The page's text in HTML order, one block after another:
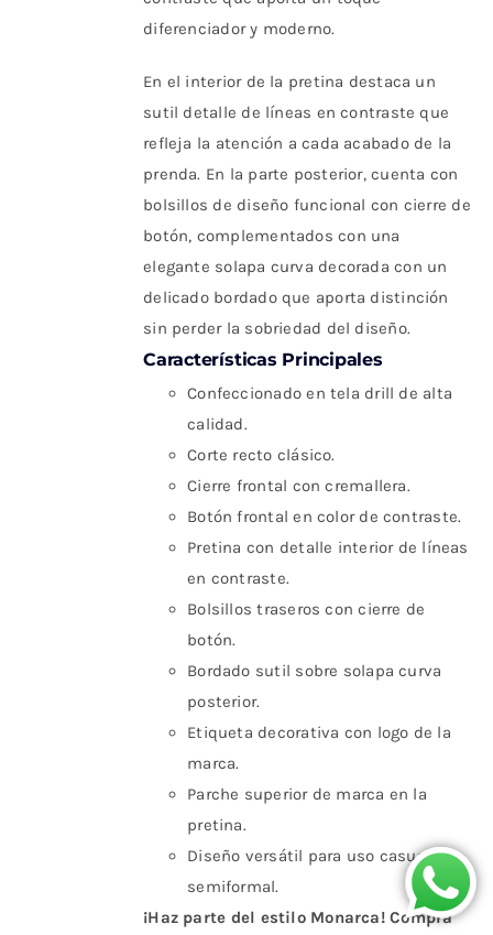
diferenciador y moderno.
En el interior de la pretina destaca un
sutil detalle de líneas en contraste que
refleja la atención a cada acabado de la
prenda. En la parte posterior, cuenta con
bolsillos de diseño funcional con cierre de
botón, complementados con una
elegante solapa curva decorada con un
delicado bordado que aporta distinción
sin perder la sobriedad del diseño.
Características Principales
Confeccionado en tela drill de alta
calidad.
Corte recto clásico.
Cierre frontal con cremallera.
Botón frontal en color de contraste.
Pretina con detalle interior de líneas
en contraste.
Bolsillos traseros con cierre de
botón.
Bordado sutil sobre solapa curva
posterior.
Etiqueta decorativa con logo de la
marca.
Parche superior de marca en la
pretina.
Diseño versátil para uso casual y
semiformal.
¡Haz parte del estilo Monarca! Compra